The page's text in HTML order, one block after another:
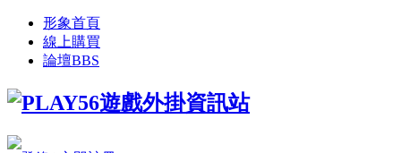
形象首頁
線上購買
論壇BBS